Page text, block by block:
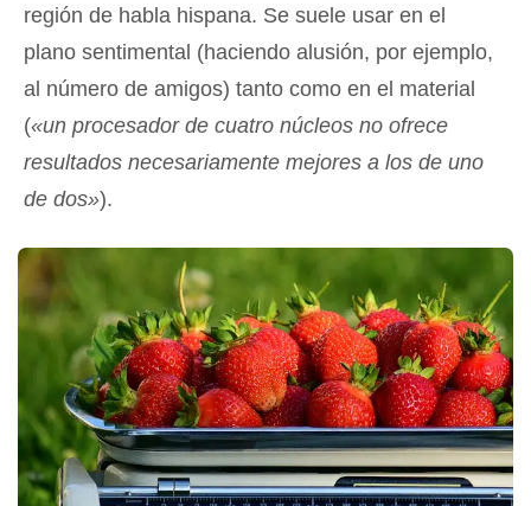
región de habla hispana. Se suele usar en el
plano sentimental (haciendo alusión, por ejemplo,
al número de amigos) tanto como en el material
(«un procesador de cuatro núcleos no ofrece
resultados necesariamente mejores a los de uno
de dos»).